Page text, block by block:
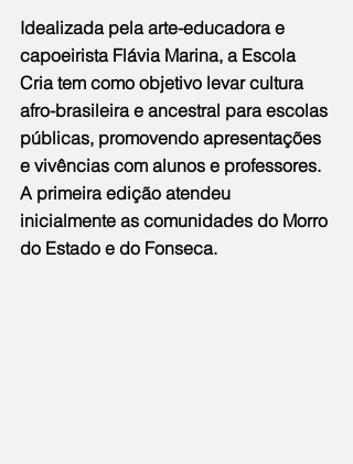
Idealizada pela arte-educadora e
capoeirista Flávia Marina, a Escola
Cria tem como objetivo levar cultura
afro-brasileira e ancestral para escolas
públicas, promovendo apresentações
e vivências com alunos e professores.
A primeira edição atendeu
inicialmente as comunidades do Morro
do Estado e do Fonseca.